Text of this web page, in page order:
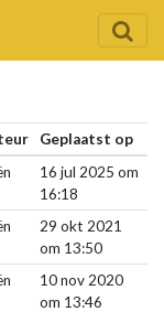
Geplaatst op
16 jul 2025 om
16:18
29 okt 2021
om 13:50
10 nov 2020
om 13:46